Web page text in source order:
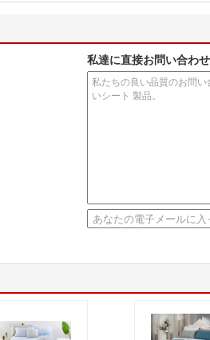
私達に直接お問い合わ